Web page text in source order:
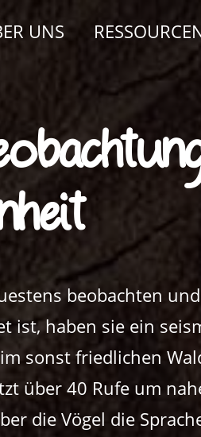
UNS
beobachten
ist, haben sie ein
sonst friedlichen
über 40 Rufe um
die Vögel die